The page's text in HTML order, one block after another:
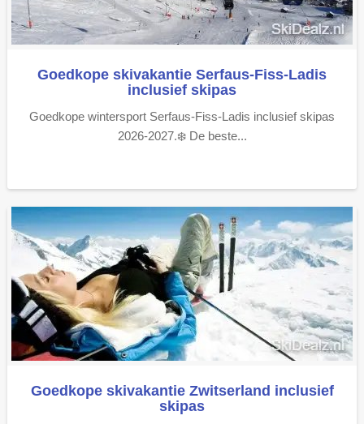
Goedkope skivakantie Serfaus-Fiss-Ladis
inclusief skipas
Goedkope wintersport Serfaus-Fiss-Ladis inclusief skipas
2026-2027.❄️ De beste...
Goedkope skivakantie Zwitserland inclusief
skipas